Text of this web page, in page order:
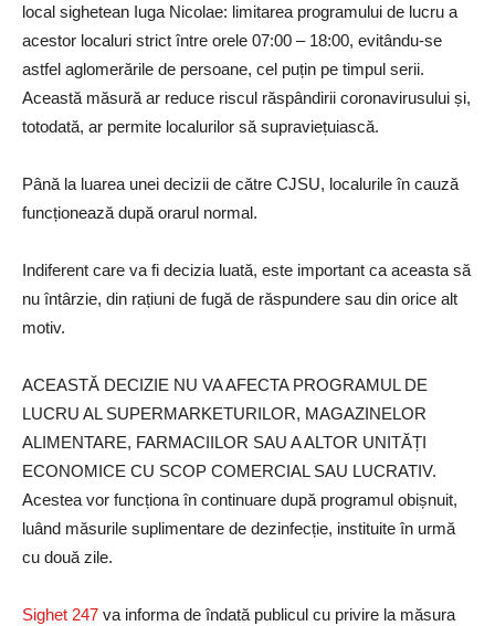
local sighetean Iuga Nicolae: limitarea programului de lucru a
acestor localuri strict între orele 07:00 – 18:00, evitându-se
astfel aglomerările de persoane, cel puțin pe timpul serii.
Această măsură ar reduce riscul răspândirii coronavirusului și,
totodată, ar permite localurilor să supraviețuiască.
Până la luarea unei decizii de către CJSU, localurile în cauză
funcționează după orarul normal.
Indiferent care va fi decizia luată, este important ca aceasta să
nu întârzie, din rațiuni de fugă de răspundere sau din orice alt
motiv.
ACEASTĂ DECIZIE NU VA AFECTA PROGRAMUL DE
LUCRU AL SUPERMARKETURILOR, MAGAZINELOR
ALIMENTARE, FARMACIILOR SAU A ALTOR UNITĂȚI
ECONOMICE CU SCOP COMERCIAL SAU LUCRATIV.
Acestea vor funcționa în continuare după programul obișnuit,
luând măsurile suplimentare de dezinfecție, instituite în urmă
cu două zile.
Sighet 247 va informa de îndată publicul cu privire la măsura